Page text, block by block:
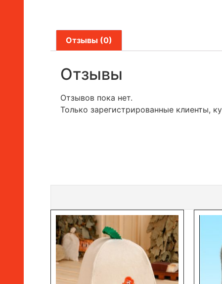
Отзывы (0)
Отзывы
Отзывов пока нет.
Только зарегистрированные клиенты,